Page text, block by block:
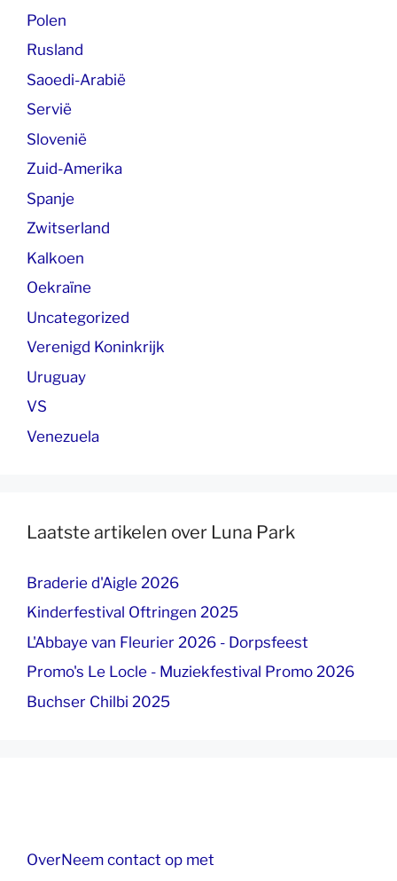
Polen
Rusland
Saoedi-Arabië
Servië
Slovenië
Zuid-Amerika
Spanje
Zwitserland
Kalkoen
Oekraïne
Uncategorized
Verenigd Koninkrijk
Uruguay
VS
Venezuela
Laatste artikelen over Luna Park
Braderie d'Aigle 2026
Kinderfestival Oftringen 2025
L'Abbaye van Fleurier 2026 - Dorpsfeest
Promo's Le Locle - Muziekfestival Promo 2026
Buchser Chilbi 2025
OverNeem contact op met